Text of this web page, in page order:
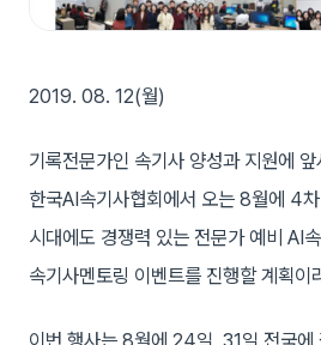
2019. 08. 12(월)
기록전문가인 속기사 양성과 지원에
한국AI속기사협회에서 오는 8월에 4
시대에도 경쟁력 있는 전문가 예비 AI
속기사멘토링 이벤트를 진행할 계획이